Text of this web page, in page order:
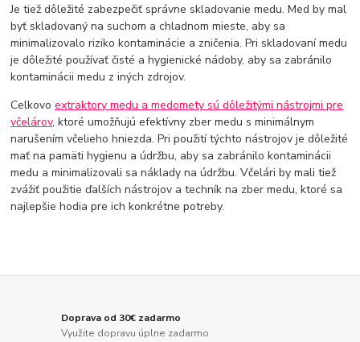
Je tiež dôležité zabezpečiť správne skladovanie medu. Med by mal
byť skladovaný na suchom a chladnom mieste, aby sa
minimalizovalo riziko kontaminácie a zničenia. Pri skladovaní medu
je dôležité používať čisté a hygienické nádoby, aby sa zabránilo
kontaminácii medu z iných zdrojov.
Celkovoextraktory medu a medomety sú dôležitými nástrojmi pre
včelárov, ktoré umožňujú efektívny zber medu s minimálnym
narušením včelieho hniezda. Pri použití týchto nástrojov je dôležité
mať na pamäti hygienu a údržbu, aby sa zabránilo kontaminácii
medu a minimalizovali sa náklady na údržbu. Včelári by mali tiež
zvážiť použitie ďalších nástrojov a techník na zber medu, ktoré sa
najlepšie hodia pre ich konkrétne potreby.
Doprava od 30€ zadarmo
Využite dopravu úplne zadarmo